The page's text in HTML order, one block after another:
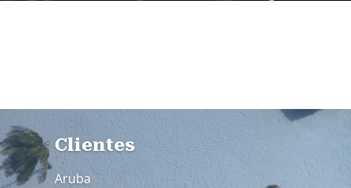
Rodapé 3
Clientes
Aruba